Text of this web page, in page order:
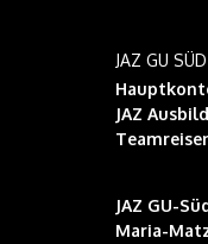
JAZ GU
JAZ
JAZ GU-
Maria-